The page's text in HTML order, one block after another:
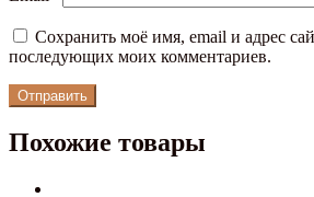
Сохранить моё имя, email и адрес
последующих моих комментариев.
Похожие товары